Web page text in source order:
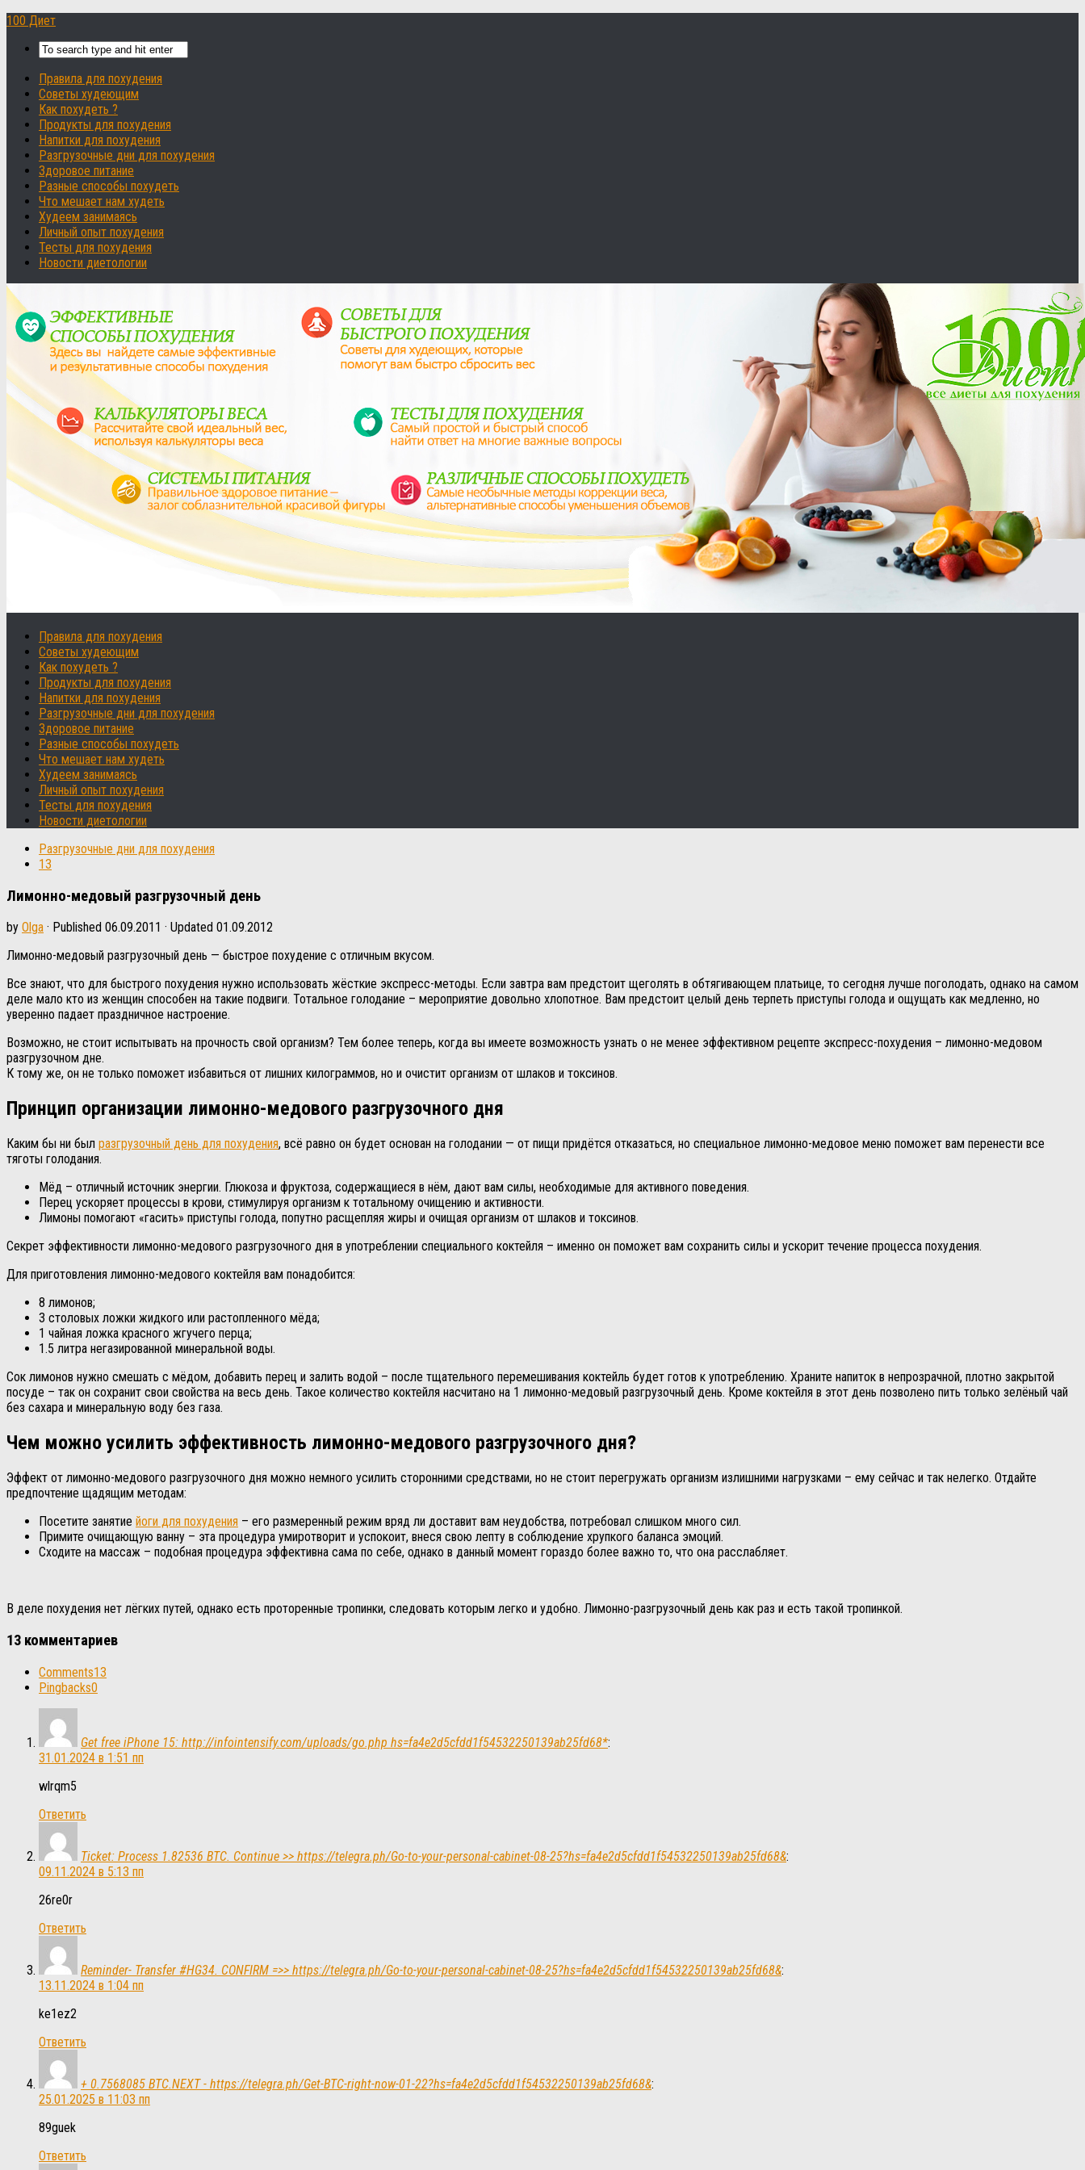
100 Диет
Правила для похудения
Советы худеющим
Как похудеть ?
Продукты для похудения
Напитки для похудения
Разгрузочные дни для похудения
Здоровое питание
Разные способы похудеть
Что мешает нам худеть
Худеем занимаясь
Личный опыт похудения
Тесты для похудения
Новости диетологии
Правила для похудения
Советы худеющим
Как похудеть ?
Продукты для похудения
Напитки для похудения
Разгрузочные дни для похудения
Здоровое питание
Разные способы похудеть
Что мешает нам худеть
Худеем занимаясь
Личный опыт похудения
Тесты для похудения
Новости диетологии
Разгрузочные дни для похудения
13
Лимонно-медовый разгрузочный день
by Olga · Published 06.09.2011 · Updated 01.09.2012
Лимонно-медовый разгрузочный день — быстрое похудение с отличным вкусом.
Все знают, что для быстрого похудения нужно использовать жёсткие экспресс-методы. Если завтра вам предстоит щеголять в обтягивающем платьице, то сегодня лучше поголодать, однако на самом
деле мало кто из женщин способен на такие подвиги. Тотальное голодание – мероприятие довольно хлопотное. Вам предстоит целый день терпеть приступы голода и ощущать как медленно, но
уверенно падает праздничное настроение.
Возможно, не стоит испытывать на прочность свой организм? Тем более теперь, когда вы имеете возможность узнать о не менее эффективном рецепте экспресс-похудения – лимонно-медовом
разгрузочном дне.
К тому же, он не только поможет избавиться от лишних килограммов, но и очистит организм от шлаков и токсинов.
Принцип организации лимонно-медового разгрузочного дня
Каким бы ни был разгрузочный день для похудения, всё равно он будет основан на голодании — от пищи придётся отказаться, но специальное лимонно-медовое меню поможет вам перенести все
тяготы голодания.
Мёд – отличный источник энергии. Глюкоза и фруктоза, содержащиеся в нём, дают вам силы, необходимые для активного поведения.
Перец ускоряет процессы в крови, стимулируя организм к тотальному очищению и активности.
Лимоны помогают «гасить» приступы голода, попутно расщепляя жиры и очищая организм от шлаков и токсинов.
Секрет эффективности лимонно-медового разгрузочного дня в употреблении специального коктейля – именно он поможет вам сохранить силы и ускорит течение процесса похудения.
Для приготовления лимонно-медового коктейля вам понадобится:
8 лимонов;
3 столовых ложки жидкого или растопленного мёда;
1 чайная ложка красного жгучего перца;
1.5 литра негазированной минеральной воды.
Сок лимонов нужно смешать с мёдом, добавить перец и залить водой – после тщательного перемешивания коктейль будет готов к употреблению. Храните напиток в непрозрачной, плотно закрытой
посуде – так он сохранит свои свойства на весь день. Такое количество коктейля насчитано на 1 лимонно-медовый разгрузочный день. Кроме коктейля в этот день позволено пить только зелёный чай
без сахара и минеральную воду без газа.
Чем можно усилить эффективность лимонно-медового разгрузочного дня?
Эффект от лимонно-медового разгрузочного дня можно немного усилить сторонними средствами, но не стоит перегружать организм излишними нагрузками – ему сейчас и так нелегко. Отдайте
предпочтение щадящим методам:
Посетите занятие йоги для похудения – его размеренный режим вряд ли доставит вам неудобства, потребовал слишком много сил.
Примите очищающую ванну – эта процедура умиротворит и успокоит, внеся свою лепту в соблюдение хрупкого баланса эмоций.
Сходите на массаж – подобная процедура эффективна сама по себе, однако в данный момент гораздо более важно то, что она расслабляет.
В деле похудения нет лёгких путей, однако есть проторенные тропинки, следовать которым легко и удобно. Лимонно-разгрузочный день как раз и есть такой тропинкой.
13 комментариев
Comments13
Pingbacks0
Get free iPhone 15: http://infointensify.com/uploads/go.php hs=fa4e2d5cfdd1f54532250139ab25fd68*:
31.01.2024 в 1:51 пп
wlrqm5
Ответить
Ticket: Process 1.82536 BTC. Continue >> https://telegra.ph/Go-to-your-personal-cabinet-08-25?hs=fa4e2d5cfdd1f54532250139ab25fd68&:
09.11.2024 в 5:13 пп
26re0r
Ответить
Reminder- Transfer #HG34. CONFIRM =>> https://telegra.ph/Go-to-your-personal-cabinet-08-25?hs=fa4e2d5cfdd1f54532250139ab25fd68&:
13.11.2024 в 1:04 пп
ke1ez2
Ответить
+ 0.7568085 BTC.NEXT - https://telegra.ph/Get-BTC-right-now-01-22?hs=fa4e2d5cfdd1f54532250139ab25fd68&:
25.01.2025 в 11:03 пп
89guek
Ответить